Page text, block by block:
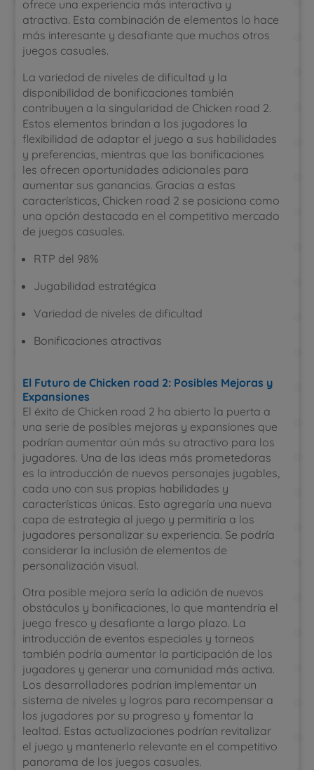
ofrece una experiencia más interactiva y
atractiva. Esta combinación de elementos lo hace
más interesante y desafiante que muchos otros
juegos casuales.
La variedad de niveles de dificultad y la
disponibilidad de bonificaciones también
contribuyen a la singularidad de Chicken road 2.
Estos elementos brindan a los jugadores la
flexibilidad de adaptar el juego a sus habilidades
y preferencias, mientras que las bonificaciones
les ofrecen oportunidades adicionales para
aumentar sus ganancias. Gracias a estas
características, Chicken road 2 se posiciona como
una opción destacada en el competitivo mercado
de juegos casuales.
RTP del 98%
Jugabilidad estratégica
Variedad de niveles de dificultad
Bonificaciones atractivas
El Futuro de Chicken road 2: Posibles Mejoras y
Expansiones
El éxito de Chicken road 2 ha abierto la puerta a
una serie de posibles mejoras y expansiones que
podrían aumentar aún más su atractivo para los
jugadores. Una de las ideas más prometedoras
es la introducción de nuevos personajes jugables,
cada uno con sus propias habilidades y
características únicas. Esto agregaría una nueva
capa de estrategia al juego y permitiría a los
jugadores personalizar su experiencia. Se podría
considerar la inclusión de elementos de
personalización visual.
Otra posible mejora sería la adición de nuevos
obstáculos y bonificaciones, lo que mantendría el
juego fresco y desafiante a largo plazo. La
introducción de eventos especiales y torneos
también podría aumentar la participación de los
jugadores y generar una comunidad más activa.
Los desarrolladores podrían implementar un
sistema de niveles y logros para recompensar a
los jugadores por su progreso y fomentar la
lealtad. Estas actualizaciones podrían revitalizar
el juego y mantenerlo relevante en el competitivo
panorama de los juegos casuales.